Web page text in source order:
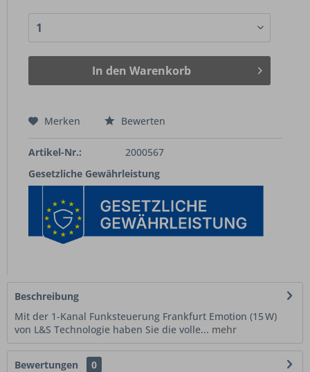
In den Warenkorb
Merken Bewerten
Artikel-Nr.:
2000567
Gesetzliche Gewährleistung
Beschreibung
Mit der 1-Kanal Funksteuerung Frankfurt Emotion (15 W)
von L&S Technologie haben Sie die volle... mehr
Bewertungen
0